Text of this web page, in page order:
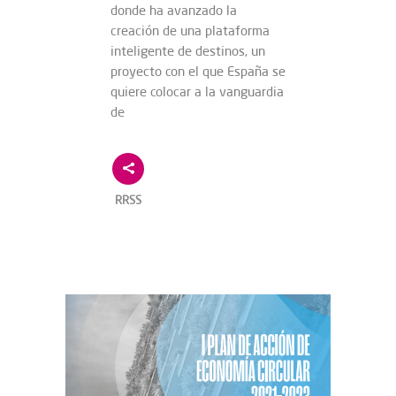
donde ha avanzado la
creación de una plataforma
inteligente de destinos, un
proyecto con el que España se
quiere colocar a la vanguardia
de
RRSS